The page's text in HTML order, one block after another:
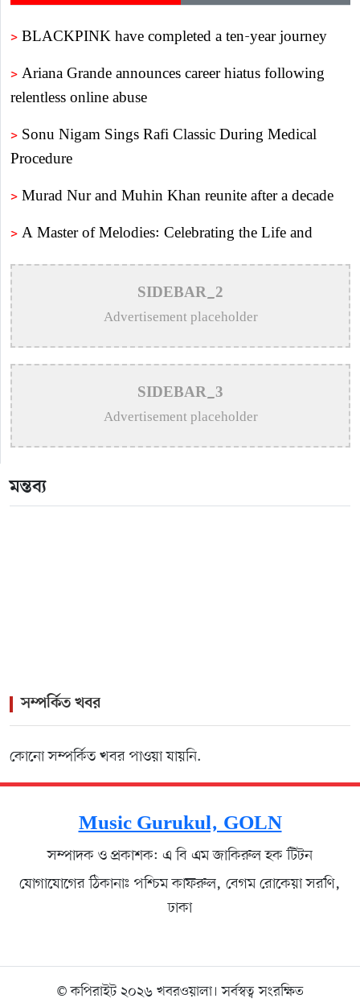
> BLACKPINK have completed a ten-year journey
> Ariana Grande announces career hiatus following
relentless online abuse
> Sonu Nigam Sings Rafi Classic During Medical
Procedure
> Murad Nur and Muhin Khan reunite after a decade
> A Master of Melodies: Celebrating the Life and
>
Remembering Shibdas Bandyopadhyay: The
Unsung Master of Bengali Lyrics
Stage
>
Hasan urges forgiveness after bottle thrown at concert
>Puja Balances New Music, Stage Shows and
London Concerts
SIDEBAR_2
Advertisement placeholder
SIDEBAR_3
Advertisement placeholder
মন্তব্য
সম্পর্কিত খবর
কোনো সম্পর্কিত খবর পাওয়া যায়নি.
Music Gurukul, GOLN
সম্পাদক ও প্রকাশক: এ বি এম জাকিরুল হক টিটন
যোগাযোগের ঠিকানাঃ পশ্চিম কাফরুল, বেগম রোকেয়া সরণি,
ঢাকা
© কপিরাইট ২০২৬ খবরওয়ালা। সর্বস্বত্ব সংরক্ষিত